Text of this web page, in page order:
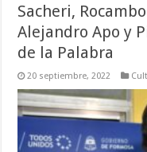
Sacheri,
Alejandro Apo y
de la Palabra
20 septiembre, 2022